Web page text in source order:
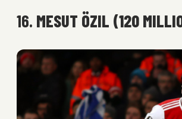
16. MESUT ÖZIL (120